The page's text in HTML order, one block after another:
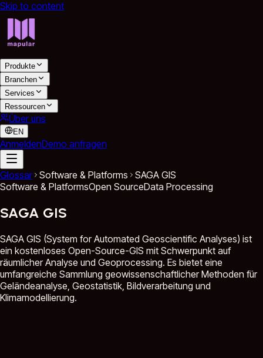
Skip to content
Produkte
Branchen
Services
Ressourcen
Über uns
EN
AnmeldenDemo anfragen
Glossar Software & Platforms
SAGA GIS
Software & PlatformsOpen SourceData Processing
SAGA GIS
SAGA GIS (System for Automated Geoscientific Analyses) ist
ein kostenloses Open-Source-GIS mit Schwerpunkt auf
räumlicher Analyse und Geoprocessing. Es bietet eine
umfangreiche Sammlung geowissenschaftlicher Methoden für
Geländeanalyse, Geostatistik, Bildverarbeitung und
Klimamodellierung.